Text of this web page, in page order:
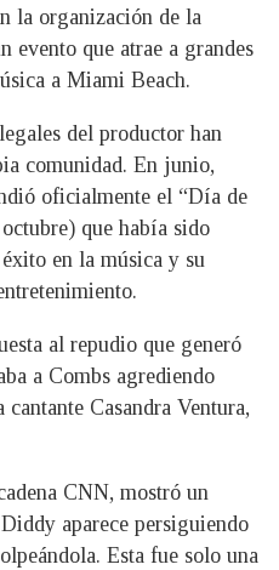
la organización de la
evento que atrae a grandes
a Miami Beach.
del productor han
comunidad. En junio,
oficialmente el “Día de
que había sido
en la música y su
al repudio que generó
a Combs agrediendo
Casandra Ventura,
CNN, mostró un
aparece persiguiendo
Esta fue solo una